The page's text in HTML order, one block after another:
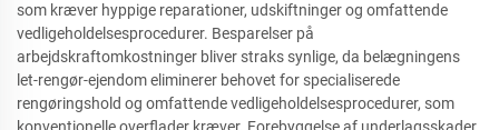
som kræver hyppige reparationer, udskiftninger og omfattende
vedligeholdelsesprocedurer. Besparelser på
arbejdskraftomkostninger bliver straks synlige, da belægningens
let-rengør-ejendom eliminerer behovet for specialiserede
rengøringshold og omfattende vedligeholdelsesprocedurer, som